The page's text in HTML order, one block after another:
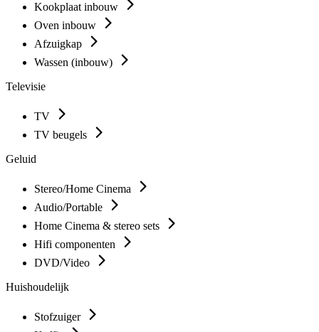
Kookplaat inbouw
Oven inbouw
Afzuigkap
Wassen (inbouw)
Televisie
TV
TV beugels
Geluid
Stereo/Home Cinema
Audio/Portable
Home Cinema & stereo sets
Hifi componenten
DVD/Video
Huishoudelijk
Stofzuiger